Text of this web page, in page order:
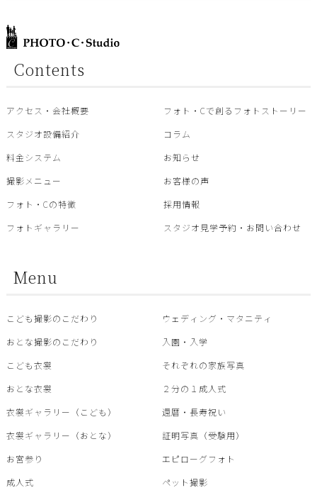
Contents
アクセス・会社概要
スタジオ設備紹介
料金システム
撮影メニュー
フォト・Cの特徴
フォトギャラリー
フォト・Cで創るフォトストーリー
コラム
お知らせ
お客様の声
採用情報
スタジオ見学予約・お問い合わせ
Menu
こども撮影のこだわり
おとな撮影のこだわり
こども衣裳
おとな衣裳
衣裳ギャラリー（こども）
衣裳ギャラリー（おとな）
お宮参り
成人式
ウェディング・マタニティ
入園・入学
それぞれの家族写真
２分の１成人式
還暦・⾧寿祝い
証明写真（受験用）
エピローグフォト
ペット撮影